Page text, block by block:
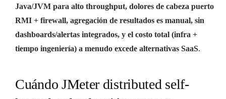
Java/JVM para alto throughput, dolores de cabeza puerto
RMI + firewall, agregación de resultados es manual, sin
dashboards/alertas integrados, y el costo total (infra +
tiempo ingeniería) a menudo excede alternativas SaaS.
Cuándo JMeter distributed self-